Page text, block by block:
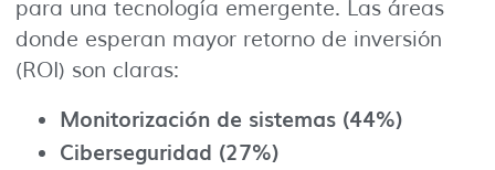
para una tecnología emergente. Las áreas
donde esperan mayor retorno de inversión
(ROI) son claras:
Monitorización de sistemas (44%)
Ciberseguridad (27%)